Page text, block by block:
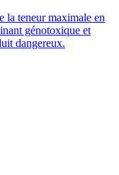
la teneur maximale en
génotoxique et
dangereux.